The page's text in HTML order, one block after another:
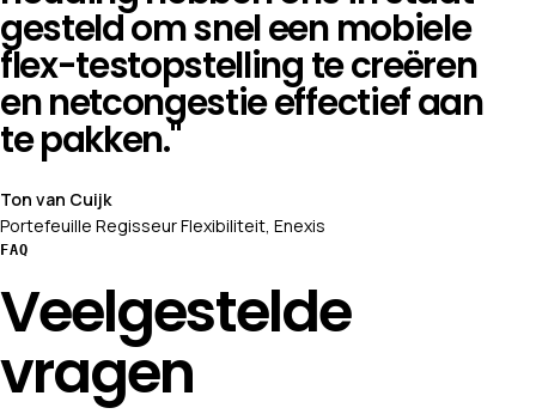
gesteld om snel een mobiele
flex-testopstelling te creëren
en netcongestie effectief aan
te pakken."
Ton van Cuijk
Portefeuille Regisseur Flexibiliteit, Enexis
FAQ
Veelgestelde
vragen